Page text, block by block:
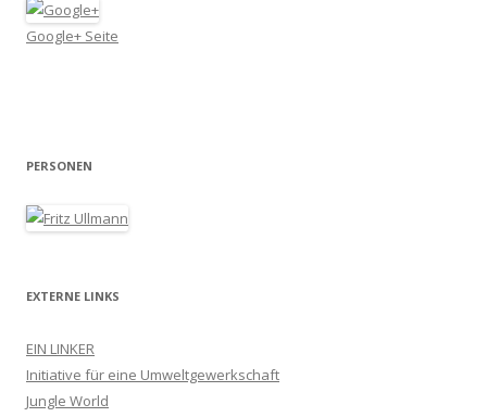
Google+ Seite
PERSONEN
EXTERNE LINKS
EIN LINKER
Initiative für eine Umweltgewerkschaft
Jungle World